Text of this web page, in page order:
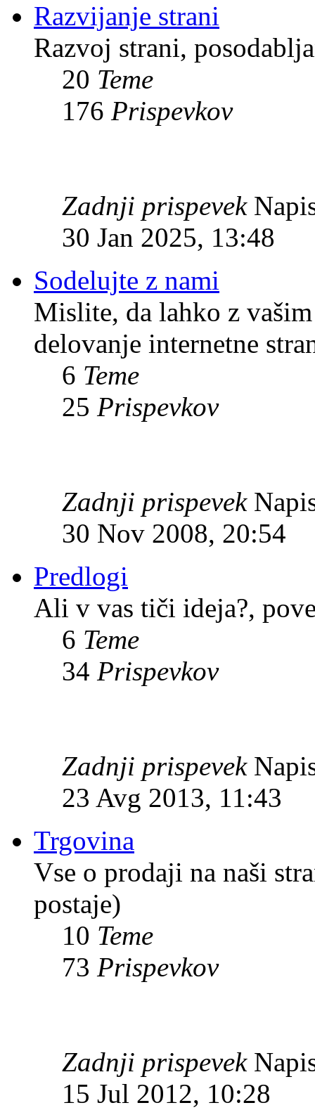
Razvijanje strani
Razvoj strani,
20 Teme
176 Prispevkov
Zadnji prispevek
30 Jan 2025, 13:48
Sodelujte z nami
Mislite, da lahko z
delovanje internetne
6 Teme
25 Prispevkov
Zadnji prispevek
30 Nov 2008, 20:54
Predlogi
Ali v vas tiči ideja?,
6 Teme
34 Prispevkov
Zadnji prispevek
23 Avg 2013, 11:43
Trgovina
Vse o prodaji na naši
postaje)
10 Teme
73 Prispevkov
Zadnji prispevek
15 Jul 2012, 10:28